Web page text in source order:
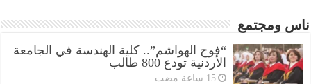
ناس ومجتمع
“فوج الهواشم”.. كلية الهندسة في الجامعة
الأردنية تودع 800 طالب
‏15 ساعة مضت